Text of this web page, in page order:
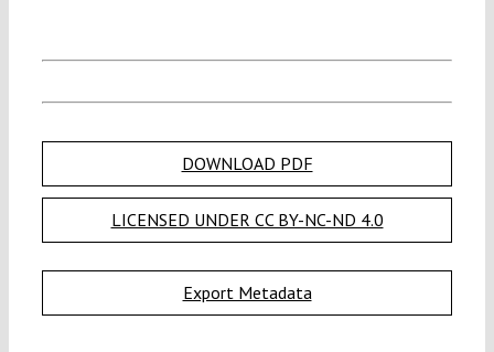
DOWNLOAD PDF
LICENSED UNDER CC BY-NC-ND 4.0
Export Metadata